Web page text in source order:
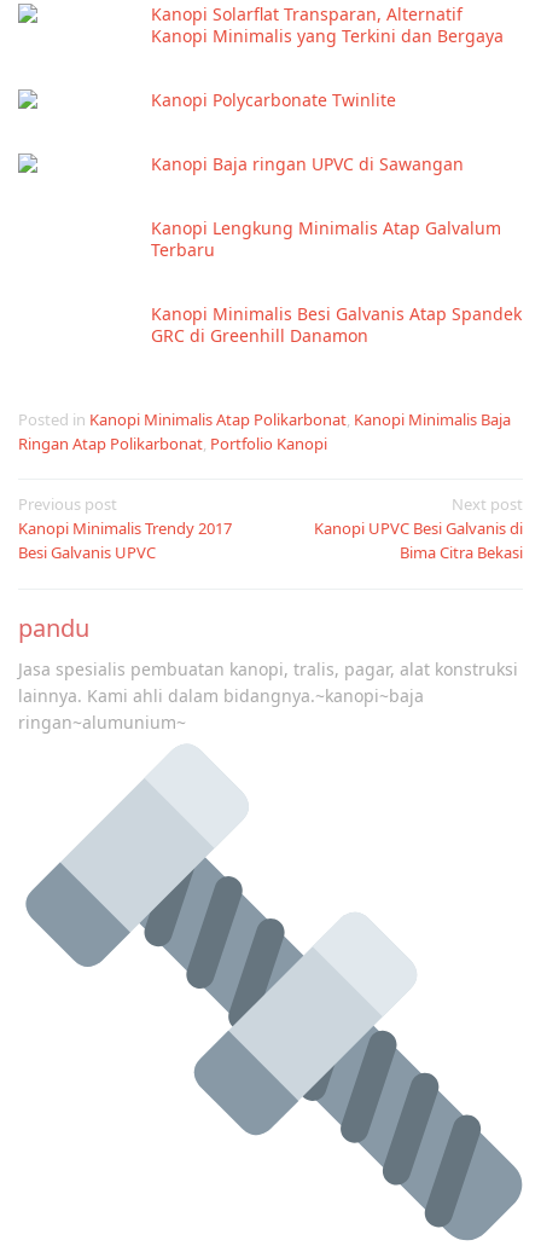
Kanopi Solarflat Transparan, Alternatif
Kanopi Minimalis yang Terkini dan Bergaya
Kanopi Polycarbonate Twinlite
Kanopi Baja ringan UPVC di Sawangan
Kanopi Lengkung Minimalis Atap Galvalum
Terbaru
Kanopi Minimalis Besi Galvanis Atap Spandek
GRC di Greenhill Danamon
Posted in Kanopi Minimalis Atap Polikarbonat, Kanopi Minimalis Baja
Ringan Atap Polikarbonat, Portfolio Kanopi
Post
navigation
Previous post
Kanopi Minimalis Trendy 2017
Besi Galvanis UPVC
Next post
Kanopi UPVC Besi Galvanis di
Bima Citra Bekasi
pandu
Jasa spesialis pembuatan kanopi, tralis, pagar, alat konstruksi
lainnya. Kami ahli dalam bidangnya.~kanopi~baja
ringan~alumunium~